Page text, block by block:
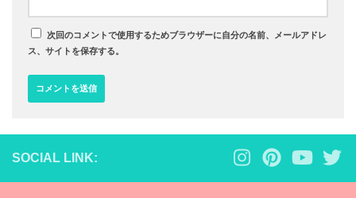
次回のコメントで使用するためブラウザーに自分の名前、メールアドレ
ス、サイトを保存する。
SOCIAL LINK: